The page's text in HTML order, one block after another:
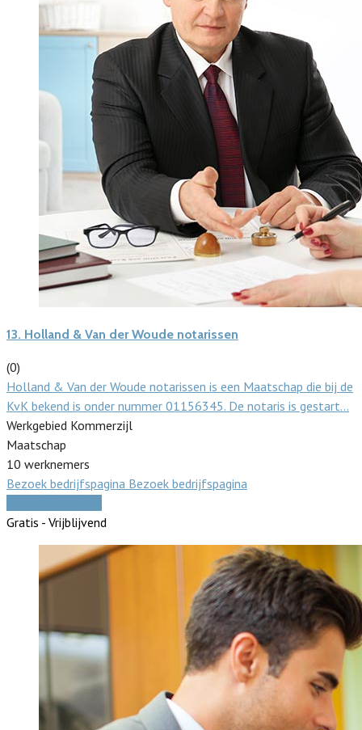
13. Holland & Van der Woude notarissen
(0)
Holland & Van der Woude notarissen is een Maatschap die bij de
KvK bekend is onder nummer 01156345. De notaris is gestart…
Werkgebied Kommerzijl
Maatschap
10 werknemers
Bezoek bedrijfspagina Bezoek bedrijfspagina
Gratis - Vrijblijvend